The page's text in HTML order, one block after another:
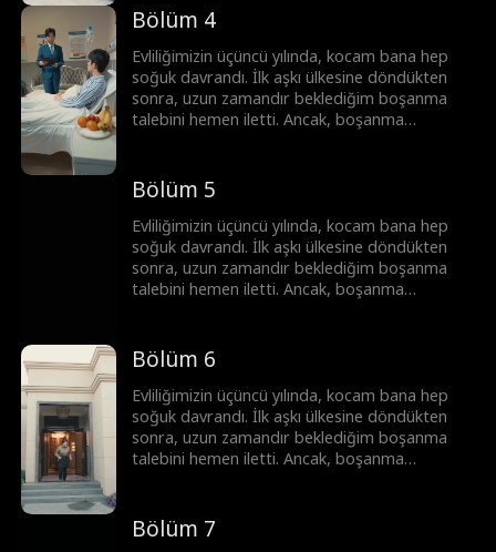
Şimdiki haliyle, sadece sadık bir eş.
Bölüm 4
Evliliğimizin üçüncü yılında, kocam bana hep
soğuk davrandı. İlk aşkı ülkesine döndükten
sonra, uzun zamandır beklediğim boşanma
talebini hemen iletti. Ancak, boşanma
Şimdiki haliyle, sadece sadık bir eş.
Bölüm 5
Evliliğimizin üçüncü yılında, kocam bana hep
soğuk davrandı. İlk aşkı ülkesine döndükten
sonra, uzun zamandır beklediğim boşanma
talebini hemen iletti. Ancak, boşanma
Şimdiki haliyle, sadece sadık bir eş.
Bölüm 6
Evliliğimizin üçüncü yılında, kocam bana hep
soğuk davrandı. İlk aşkı ülkesine döndükten
sonra, uzun zamandır beklediğim boşanma
talebini hemen iletti. Ancak, boşanma
Şimdiki haliyle, sadece sadık bir eş.
Bölüm 7